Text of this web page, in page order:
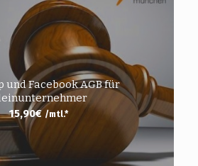
und Facebook AGB für
15,90€ /mtl.*